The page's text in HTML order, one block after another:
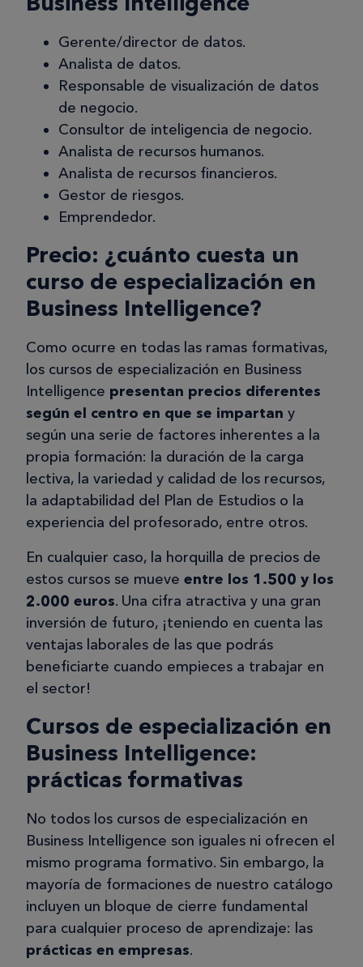
Gerente/director de datos.
Analista de datos.
Responsable de visualización de datos
de negocio.
Consultor de inteligencia de negocio.
Analista de recursos humanos.
Analista de recursos financieros.
Gestor de riesgos.
Emprendedor.
Precio: ¿cuánto cuesta un
curso de especialización en
Business Intelligence?
Como ocurre en todas las ramas formativas,
los cursos de especialización en Business
Intelligence presentan precios diferentes
según el centro en que se impartan y
según una serie de factores inherentes a la
propia formación: la duración de la carga
lectiva, la variedad y calidad de los recursos,
la adaptabilidad del Plan de Estudios o la
experiencia del profesorado, entre otros.
En cualquier caso, la horquilla de precios de
estos cursos se mueve entre los 1.500 y los
2.000 euros. Una cifra atractiva y una gran
inversión de futuro, ¡teniendo en cuenta las
ventajas laborales de las que podrás
beneficiarte cuando empieces a trabajar en
el sector!
Cursos de especialización en
Business Intelligence:
prácticas formativas
No todos los cursos de especialización en
Business Intelligence son iguales ni ofrecen el
mismo programa formativo. Sin embargo, la
mayoría de formaciones de nuestro catálogo
incluyen un bloque de cierre fundamental
para cualquier proceso de aprendizaje: las
prácticas en empresas.